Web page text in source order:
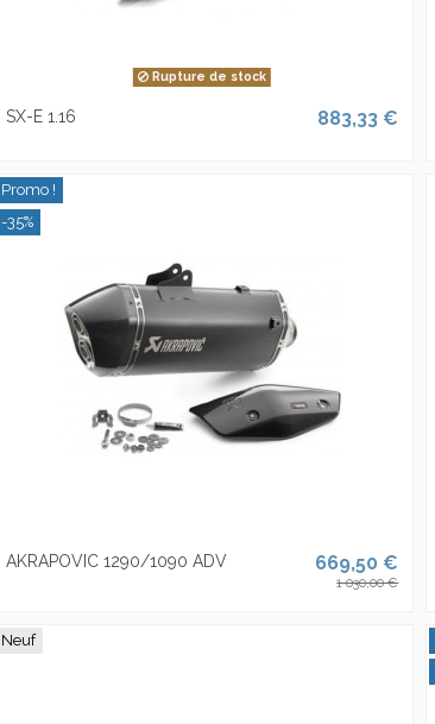
Rupture de stock
SX-E 1.16 883,33 €
Promo !
-35%
AKRAPOVIC 1290/1090 ADV 669,50 €
1 030,00 €
Neuf